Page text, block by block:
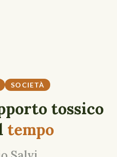
SOCIETÀ
tossico
tempo